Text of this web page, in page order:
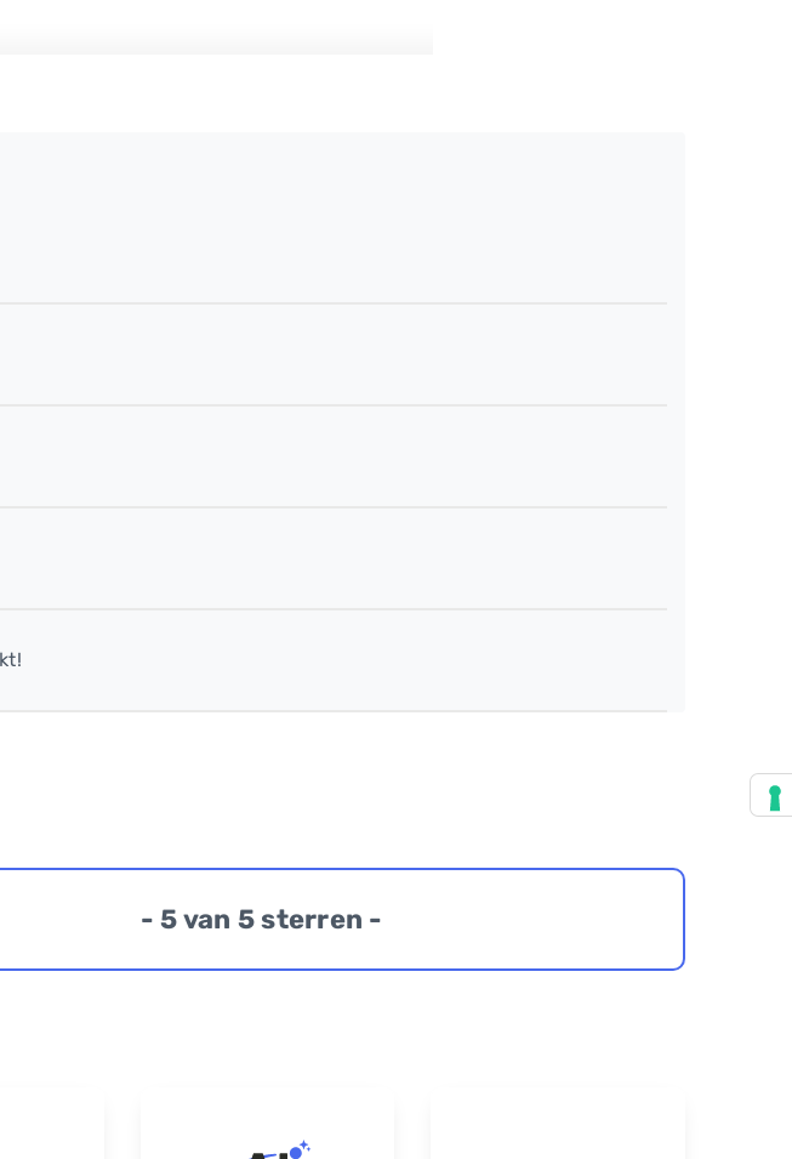
- 5 van 5 sterren -